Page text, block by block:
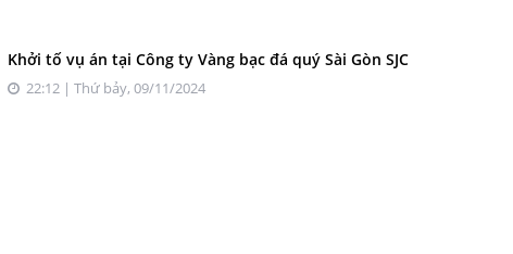
Khởi tố vụ án tại Công ty Vàng bạc đá quý Sài Gòn SJC
22:12 | Thứ bảy, 09/11/2024